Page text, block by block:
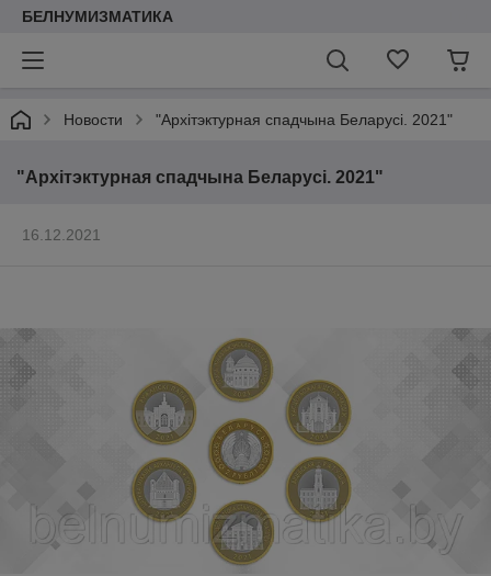
БЕЛНУМИЗМАТИКА
Новости "Архітэктурная спадчына Беларусі. 2021"
"Архітэктурная спадчына Беларусі. 2021"
16.12.2021